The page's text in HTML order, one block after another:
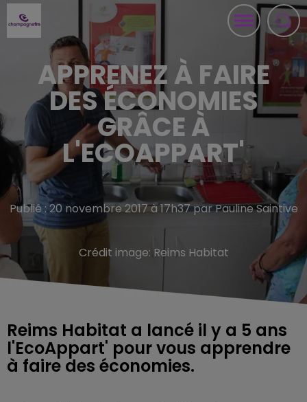
APPRENEZ À FAIRE
DES ÉCONOMIES
GRÂCE À
L'ECOAPPART'
Publié : 20 novembre 2017 à 17h37 par Pauline Saintive
Crédit image: Reims Habitat
Reims Habitat a lancé il y a 5 ans
l'EcoAppart' pour vous apprendre
à faire des économies.